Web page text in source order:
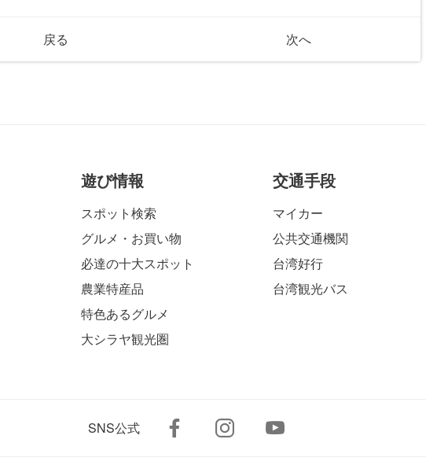
戻る 次へ
遊び情報
スポット検索
グルメ・お買い物
必達の十大スポット
農業特産品
特色あるグルメ
大シラヤ観光圏
交通手段
マイカー
公共交通機関
台湾好行
台湾観光バス
SNS公式